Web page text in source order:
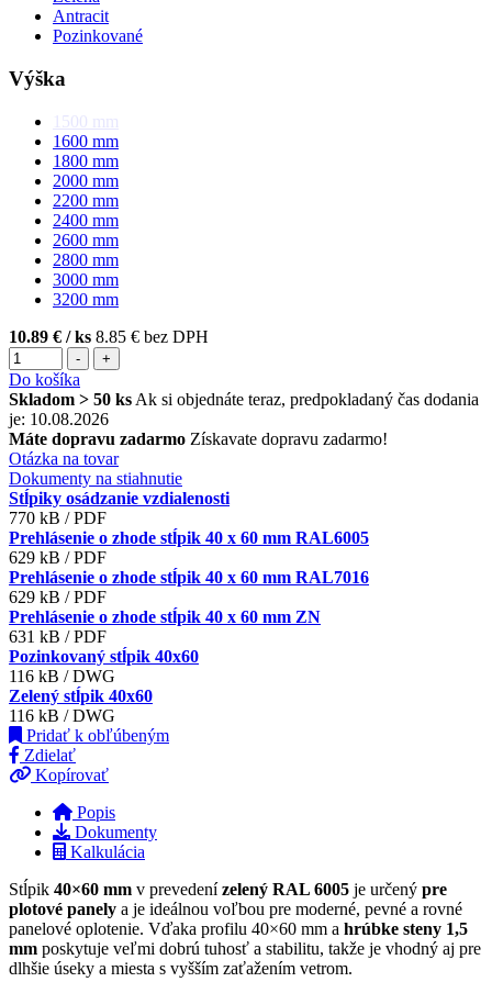
Antracit
Pozinkované
Výška
1500 mm
1600 mm
1800 mm
2000 mm
2200 mm
2400 mm
2600 mm
2800 mm
3000 mm
3200 mm
10.89 € / ks 8.85 € bez DPH
- +
Do košíka
Skladom > 50 ks Ak si objednáte teraz, predpokladaný čas dodania
je: 10.08.2026
Máte dopravu zadarmo Získavate dopravu zadarmo!
Otázka na tovar
Dokumenty na stiahnutie
Stĺpiky osádzanie vzdialenosti
770 kB / PDF
Prehlásenie o zhode stĺpik 40 x 60 mm RAL6005
629 kB / PDF
Prehlásenie o zhode stĺpik 40 x 60 mm RAL7016
629 kB / PDF
Prehlásenie o zhode stĺpik 40 x 60 mm ZN
631 kB / PDF
Pozinkovaný stĺpik 40x60
116 kB / DWG
Zelený stĺpik 40x60
116 kB / DWG
Pridať k obľúbeným
Zdielať
Kopírovať
Popis
Dokumenty
Kalkulácia
Stĺpik 40×60 mm v prevedenízelený RAL 6005 je určený pre
plotové panely a je ideálnou voľbou pre moderné, pevné a rovné
panelové oplotenie. Vďaka profilu 40×60 mm a hrúbke steny 1,5
mm poskytuje veľmi dobrú tuhosť a stabilitu, takže je vhodný aj pre
dlhšie úseky a miesta s vyšším zaťažením vetrom.